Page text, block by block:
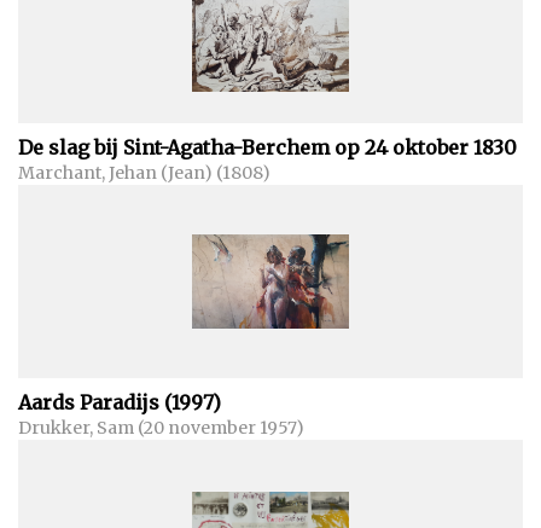
De slag bij Sint-Agatha-Berchem op 24 oktober 1830
Marchant, Jehan (Jean) (1808)
Aards Paradijs (1997)
Drukker, Sam (20 november 1957)